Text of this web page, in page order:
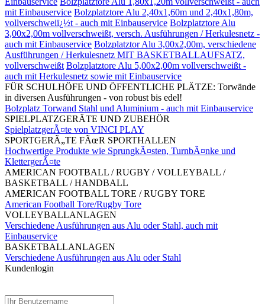
mit Einbauservice Bolzplatztore Alu 2,40x1,60m und 2,40x1,80m,
vollverschweiï¿½t - auch mit Einbauservice Bolzplatztore Alu
3,00x2,00m vollverschweißt, versch. Ausführungen / Herkulesnetz -
auch mit Einbauservice Bolzplatztor Alu 3,00x2,00m, verschiedene
Ausführungen / Herkulesnetz MIT BASKETBALLAUFSATZ,
vollverschweißt Bolzplatztore Alu 5,00x2,00m vollverschweißt -
auch mit Herkulesnetz sowie mit Einbauservice
FÜR SCHULHÖFE UND ÖFFENTLICHE PLÄTZE: Torwände
in diversen Ausführungen - von robust bis edel!
Bolzplatz Torwand Stahl und Aluminium - auch mit Einbauservice
SPIELPLATZGERÄTE UND ZUBEHÖR
SpielplatzgerÃ¤te von VINCI PLAY
SPORTGERÃ„TE FÃœR SPORTHALLEN
Hochwertige Produkte wie SprungkÃ¤sten, TurnbÃ¤nke und
KlettergerÃ¤te
AMERICAN FOOTBALL / RUGBY / VOLLEYBALL /
BASKETBALL / HANDBALL
AMERICAN FOOTBALL TORE / RUGBY TORE
American Football Tore/Rugby Tore
VOLLEYBALLANLAGEN
Verschiedene Ausführungen aus Alu oder Stahl, auch mit
Einbauservice
BASKETBALLANLAGEN
Verschiedene Ausführungen aus Alu oder Stahl
Kundenlogin